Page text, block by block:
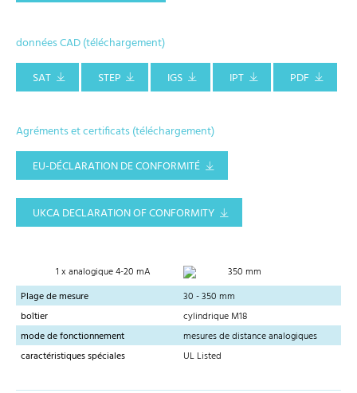
données CAD (téléchargement)
SAT
STEP IGS IPT PDF
Agréments et certificats (téléchargement)
EU-DÉCLARATION DE CONFORMITÉ
UKCA DECLARATION OF CONFORMITY
1 x analogique 4-20 mA
350 mm
Plage de mesure
30 - 350 mm
boîtier
cylindrique M18
mode de fonctionnement
mesures de distance analogiques
caractéristiques spéciales
UL Listed